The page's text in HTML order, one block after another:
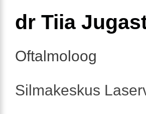
dr Tiia
Oftalmoloog
Silmakeskus